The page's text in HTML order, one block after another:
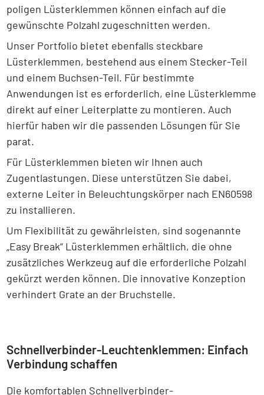
poligen Lüsterklemmen können einfach auf die
gewünschte Polzahl zugeschnitten werden.
Unser Portfolio bietet ebenfalls steckbare
Lüsterklemmen, bestehend aus einem Stecker-Teil
und einem Buchsen-Teil. Für bestimmte
Anwendungen ist es erforderlich, eine Lüsterklemme
direkt auf einer Leiterplatte zu montieren. Auch
hierfür haben wir die passenden Lösungen für Sie
parat.
Für Lüsterklemmen bieten wir Ihnen auch
Zugentlastungen. Diese unterstützen Sie dabei,
externe Leiter in Beleuchtungskörper nach EN60598
zu installieren.
Um Flexibilität zu gewährleisten, sind sogenannte
„Easy Break“ Lüsterklemmen erhältlich, die ohne
zusätzliches Werkzeug auf die erforderliche Polzahl
gekürzt werden können. Die innovative Konzeption
verhindert Grate an der Bruchstelle.
Schnellverbinder-Leuchtenklemmen: Einfach
Verbindung schaffen
Die komfortablen Schnellverbinder-